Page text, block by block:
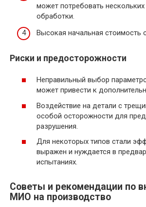
может потребовать
обработки.
Высокая начальная стоимость
Риски и предосторожности
Неправильный выбор
может привести к
Воздействие на детали с
особой осторожности для
разрушения.
Для некоторых типов стали
выражен и нуждается в
испытаниях.
Советы и рекомендации по
МИО на производство